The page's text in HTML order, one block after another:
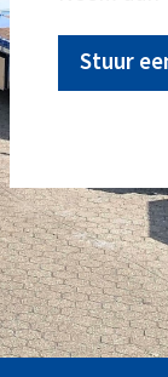
Stuur